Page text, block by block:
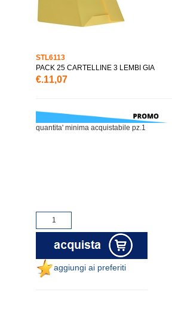
STL6113
PACK 25 CARTELLINE 3 LEMBI GIA
€.11,07
quantita' minima acquistabile pz.1
aggiungi ai preferiti